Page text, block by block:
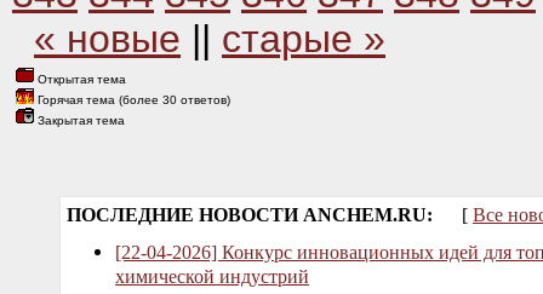
« новые || старые »
Открытая тема
Горячая тема (более 30 ответов)
Закрытая тема
ПОСЛЕДНИЕ НОВОСТИ ANCHEM.RU: [ Все
[22-04-2026] Конкурс инновационных идей для
химической индустрий